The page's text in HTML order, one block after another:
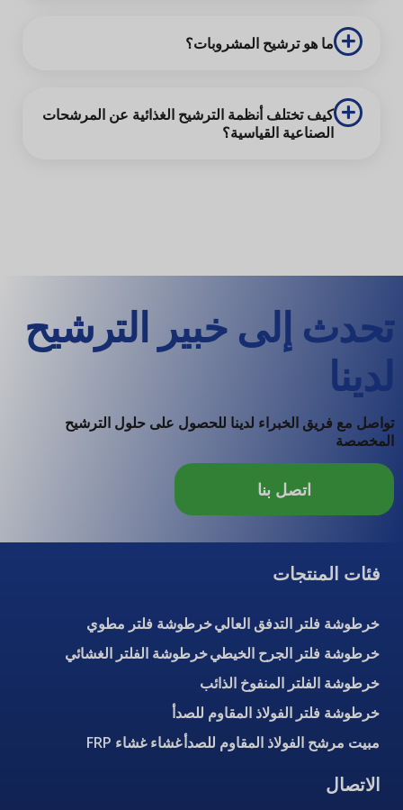
ما هو ترشيح المشروبات؟
كيف تختلف أنظمة الترشيح الغذائية عن المرشحات
الصناعية القياسية؟
تحدث إلى خبير الترشيح
لدينا
تواصل مع فريق الخبراء لدينا للحصول على حلول الترشيح
المخصصة
اتصل بنا
فئات المنتجات
خرطوشة فلتر التدفق العاليخرطوشة فلتر مطوي
خرطوشة فلتر الجرح الخيطيخرطوشة الفلتر الغشائي
خرطوشة الفلتر المنفوخ الذائب
خرطوشة فلتر الفولاذ المقاوم للصدأ
مبيت مرشح الفولاذ المقاوم للصدأغشاء غشاء FRP
الاتصال